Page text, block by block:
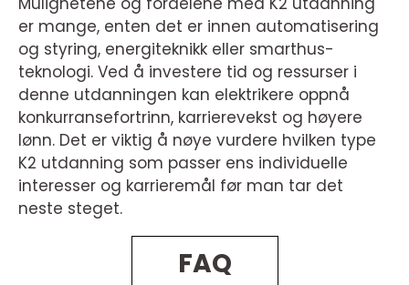
er mange, enten det er innen automatisering
og styring, energiteknikk eller smarthus-
teknologi. Ved å investere tid og ressurser i
denne utdanningen kan elektrikere oppnå
konkurransefortrinn, karrierevekst og høyere
lønn. Det er viktig å nøye vurdere hvilken type
K2 utdanning som passer ens individuelle
interesser og karrieremål før man tar det
neste steget.
FAQ